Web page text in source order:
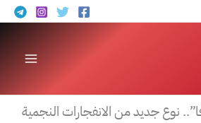
نوع جديد من الانفجارات النجمية